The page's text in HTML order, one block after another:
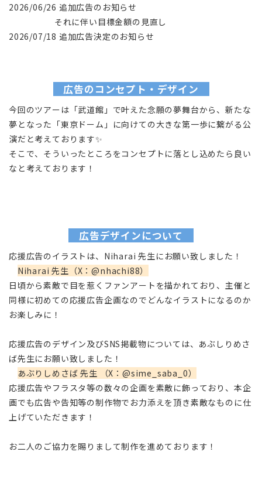
2026/06/26 追加広告のお知らせ
それに伴い目標金額の見直し
2026/07/18 追加広告決定のお知らせ
広告のコンセプト・デザイン
今回のツアーは「武道館」で叶えた念願の夢舞台から、新たな
夢となった「東京ドーム」に向けての大きな第一歩に繋がる公
演だと考えております✨
そこで、そういったところをコンセプトに落とし込めたら良い
なと考えております！
広告デザインについて
応援広告のイラストは、Niharai 先生にお願い致しました！
Niharai 先生（X：@nhachi88）
日頃から素敵で目を惹くファンアートを描かれており、主催と
同様に初めての応援広告企画なのでどんなイラストになるのか
お楽しみに！
応援広告のデザイン及びSNS掲載物については、あぶしりめさ
ば先生にお願い致しました！
あぶりしめさば 先生 （X：@sime_saba_0）
応援広告やフラスタ等の数々の企画を素敵に飾っており、本企
画でも広告や告知等の制作物でお力添えを頂き素敵なものに仕
上げていただきます！
お二人のご協力を賜りまして制作を進めております！